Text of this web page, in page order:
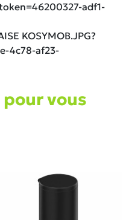
pour vous